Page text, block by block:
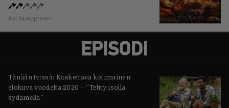
Aki Nuopponen
Tänään tv:ssä: Koskettava kotimainen
elokuva vuodelta 2020 – ”Tehty isolla
sydämellä”